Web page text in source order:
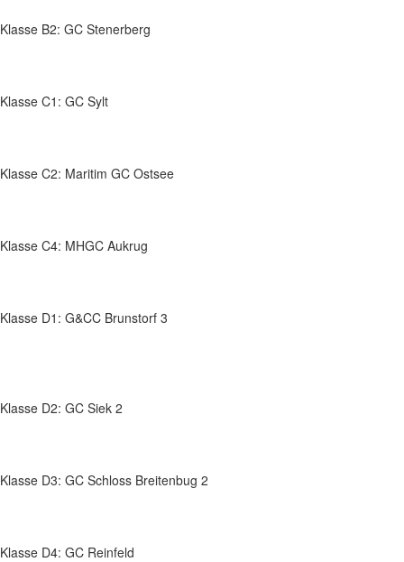
Klasse B2: GC Stenerberg
Klasse C1: GC Sylt
Klasse C2: Maritim GC Ostsee
Klasse C4: MHGC Aukrug
Klasse D1: G&CC Brunstorf 3
Klasse D2: GC Siek 2
Klasse D3: GC Schloss Breitenbug 2
Klasse D4: GC Reinfeld